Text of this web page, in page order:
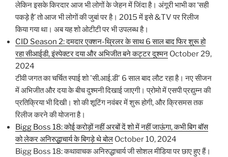
लेकिन इसके किरदार आज भी लोगों के जेहन में जिंदा है। अंगूरी भाभी का ‘सही
पकड़े है’ तो आज भी लोगों की जुबां पर है। 2015 में इसे &TV पर रिलीज
किया गया था। अब यह शो ओटीटी पर भी उपलब्ध है।
CID Season 2: दमदार एक्शन-थ्रिलर के साथ 6 साल बाद फिर शुरू हो
रहा सीआईडी, इंस्पेक्टर दया और अभिजीत बने कट्टर दुश्मन October 29,
2024
टीवी जगत का चर्चित स्पाई शो 'सी.आई.डी' 6 साल बाद लौट रहा है। नए सीजन
में अभिजीत और दया के बीच दुश्मनी दिखाई जाएगी। प्रोमो में एसपी प्रद्युम्न की
प्रतिक्रिया भी दिखी। शो की शूटिंग नवंबर में शुरू होगी, और क्रिसमस तक
रिलीज करने की योजना है।
Bigg Boss 18: कोई करोड़ों नहीं अरबों दें शो में नहीं जाऊंगा, कभी बिग बॉस
को लेकर अनिरुद्धाचार्य के बिगड़े थे बोल October 10, 2024
Bigg Boss 18: कथावाचक अनिरुद्धाचार्य जी सोशल मीडिया पर छाए हुए हैं।